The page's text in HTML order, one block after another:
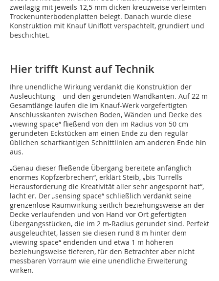
zweilagig mit jeweils 12,5 mm dicken kreuzweise verleimten
Trockenunterbodenplatten belegt. Danach wurde diese
Konstruktion mit Knauf Uniflott verspachtelt, grundiert und
beschichtet.
Hier trifft Kunst auf Technik
Ihre unendliche Wirkung verdankt die Konstruktion der
Ausleuchtung – und den gerundeten Wandkanten. Auf 22 m
Gesamtlänge laufen die im Knauf-Werk vorgefertigten
Anschlusskanten zwischen Boden, Wänden und Decke des
„viewing space“ fließend von den im Radius von 50 cm
gerundeten Eckstücken am einen Ende zu den regulär
üblichen scharfkantigen Schnittlinien am anderen Ende hin
aus.
„Genau dieser fließende Übergang bereitete anfänglich
enormes Kopfzerbrechen“, erklärt Steib, „bis Turrells
Herausforderung die Kreativität aller sehr angespornt hat“,
lacht er. Der „sensing space“ schließlich verdankt seine
grenzenlose Raumwirkung seitlich beziehungsweise an der
Decke verlaufenden und von Hand vor Ort gefertigten
Übergangsstücken, die im 2 m-Radius gerundet sind. Perfekt
ausgeleuchtet, lassen sie diesen rund 8 m hinter dem
„viewing space“ endenden und etwa 1 m höheren
beziehungsweise tieferen, für den Betrachter aber nicht
messbaren Vorraum wie eine unendliche Erweiterung
wirken.